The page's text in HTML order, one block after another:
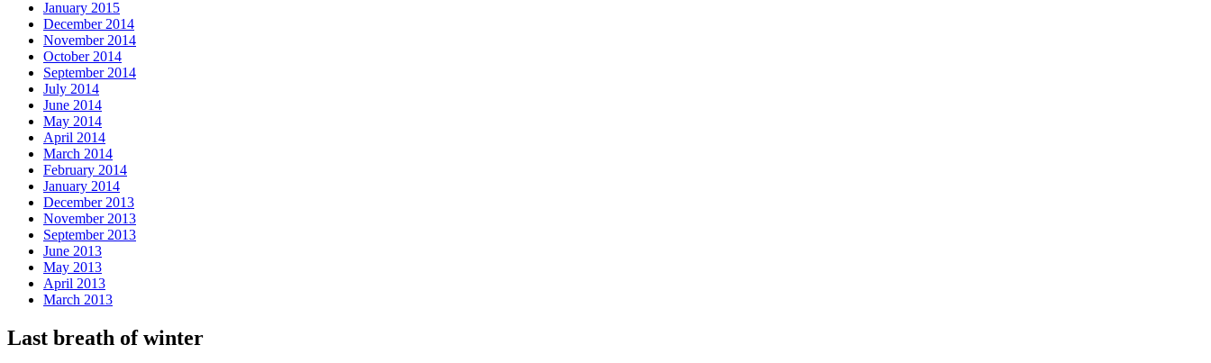
January 2015
December 2014
November 2014
October 2014
September 2014
July 2014
June 2014
May 2014
April 2014
March 2014
February 2014
January 2014
December 2013
November 2013
September 2013
June 2013
May 2013
April 2013
March 2013
Last breath of winter